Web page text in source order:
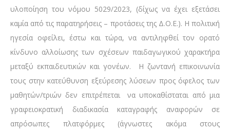
υλοποίηση του νόμου 5029/2023, (δίχως να έχει εξετάσει
καμία από τις παρατηρήσεις – προτάσεις της Δ.Ο.Ε.). Η πολιτική
ηγεσία οφείλει, έστω και τώρα, να αντιληφθεί τον ορατό
κίνδυνο αλλοίωσης των σχέσεων παιδαγωγικού χαρακτήρα
μεταξύ εκπαιδευτικών και γονέων. Η ζωντανή επικοινωνία
τους στην κατεύθυνση εξεύρεσης λύσεων προς όφελος των
μαθητών/τριών δεν επιτρέπεται να υποκαθίσταται από μια
γραφειοκρατική διαδικασία καταγραφής αναφορών σε
απρόσωπες πλατφόρμες (άγνωστες ακόμα στους